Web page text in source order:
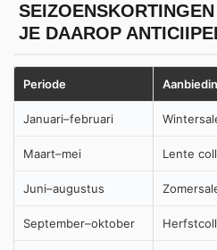
JE DAAROP
Periode
Januari–februari
Maart–mei Lente
Juni–augustus
September–oktober